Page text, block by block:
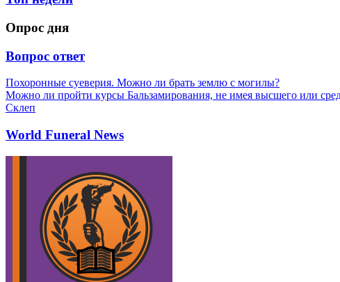
Опрос дня
Вопрос ответ
Похоронные суеверия. Можно ли брать землю с могилы?
Можно ли пройти курсы Бальзамирования, не имея высшего или
Склеп
World Funeral News